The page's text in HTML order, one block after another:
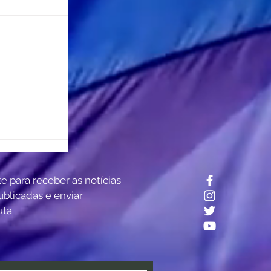
Estudo
do
para receber as notícias
e enviar